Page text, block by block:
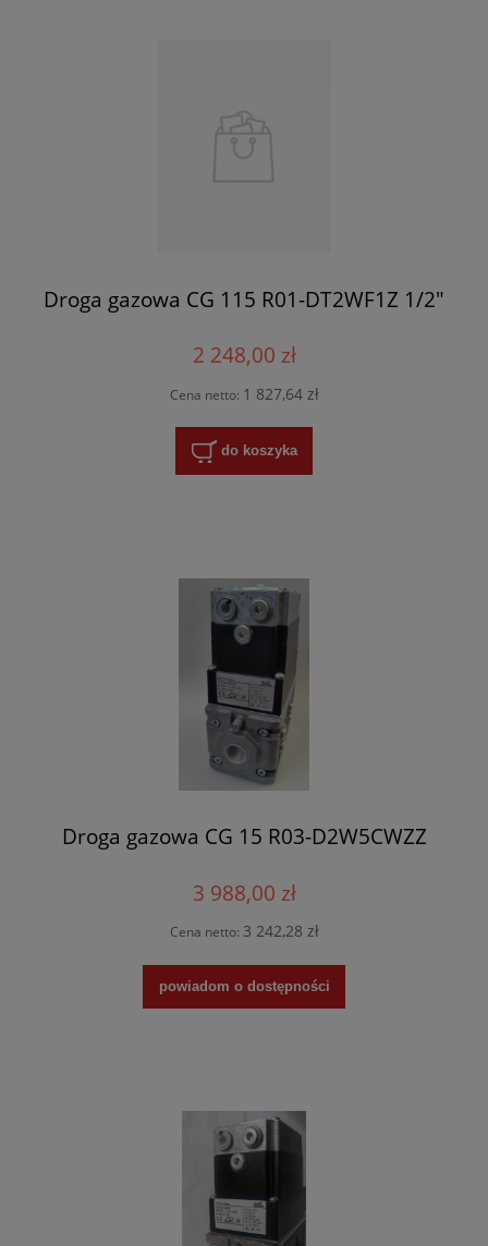
Droga gazowa CG 115 R01-DT2WF1Z 1/2"
2 248,00 zł
Cena netto: 1 827,64 zł
do koszyka
Droga gazowa CG 15 R03-D2W5CWZZ
3 988,00 zł
Cena netto: 3 242,28 zł
powiadom o dostępności